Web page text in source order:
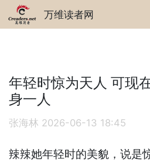
万维读者网
年轻时惊为天人 可现
身一人
张海林 2026-06-13 18:45
辣辣她年轻时的美貌，说是